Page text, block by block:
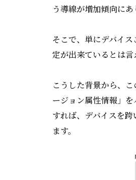
う導線が増加傾向にあ
そこで、単にデバイ
定が出来ているとは言
こうした背景から、
ージョン属性情報」
すれば、デバイスを
ます。